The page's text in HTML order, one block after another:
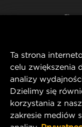
MANN+HUMMEL
ul. Wrocławska
63-800
Tel. +48 65 572
Ta strona
celu zwiększenia
analizy
Dzielimy się
korzystania z
zakresie mediów